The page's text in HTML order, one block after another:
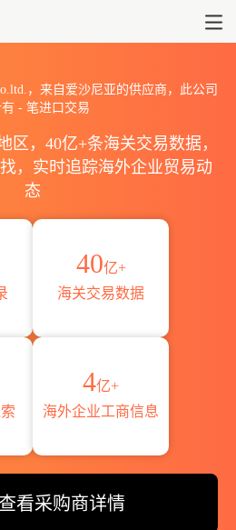
，来自爱沙尼亚的供应商，此公司
-笔进口交易
区，40亿+条海关交易数据，
，实时追踪海外企业贸易动
态
40亿+
海关交易数据
4亿+
海外企业工商信息
看采购商详情